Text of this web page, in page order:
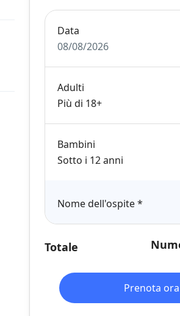
Data
08/08/2026
Adulti
Più di 18+
Bambini
Sotto i 12 anni
Nome dell'ospite*
Totale
Prenota ora